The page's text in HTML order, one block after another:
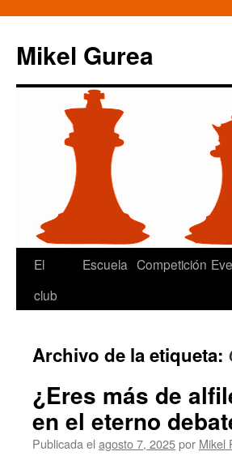
Mikel Gurea
Saltar
El
club
Escuela Competición
Archivo de la etiqueta:
¿Eres más de
en el eterno
Publicada el agosto 7, 2025por Mikel